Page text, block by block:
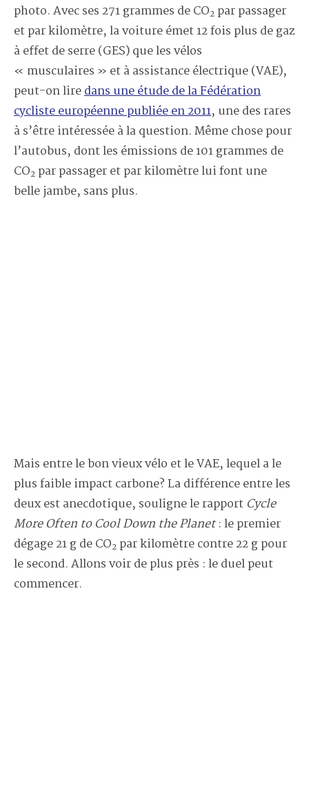
photo. Avec ses 271 grammes de CO2 par passager
et par kilomètre, la voiture émet 12 fois plus de gaz
à effet de serre (GES) que les vélos
« musculaires » et à assistance électrique (VAE),
peut-on liredans une étude de la Fédération
cycliste européenne publiée en 2011, une des rares
à s’être intéressée à la question. Même chose pour
l’autobus, dont les émissions de 101 grammes de
CO2 par passager et par kilomètre lui font une
belle jambe, sans plus.
Mais entre le bon vieux vélo et le VAE, lequel a le
plus faible impact carbone? La différence entre les
deux est anecdotique, souligne le rapport Cycle
More Often to Cool Down the Planet: le premier
dégage 21 g de CO2 par kilomètre contre 22 g pour
le second. Allons voir de plus près : le duel peut
commencer.